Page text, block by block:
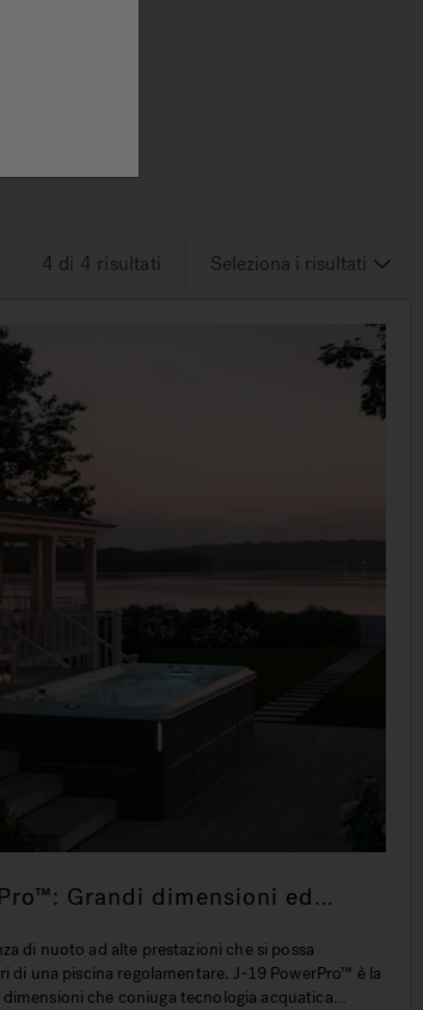
4 di 4 risultati
ed
di nuoto ad alte prestazioni che si possa
di una piscina regolamentare. J-19 PowerPro™ è la
che coniuga tecnologia acquatica